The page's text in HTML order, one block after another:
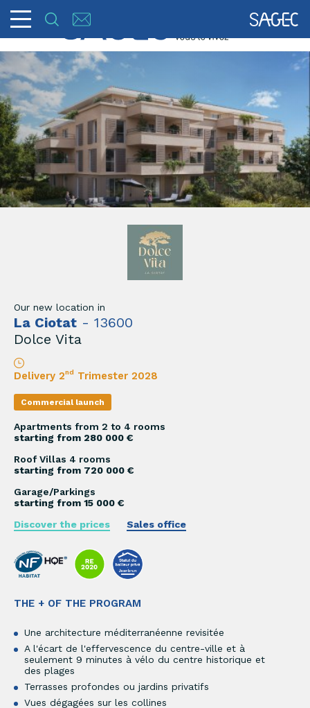
Our new location in
La Ciotat - 13600
Dolce Vita
Delivery 2nd Trimester 2028
Commercial launch
Apartments from 2 to 4 rooms
starting from 280 000 €
Roof Villas 4 rooms
starting from 720 000 €
Garage/Parkings
starting from 15 000 €
Discover the prices
Sales office
THE + OF THE PROGRAM
Une architecture méditerranéenne revisitée
A l'écart de l'effervescence du centre-ville et à
seulement 9 minutes à vélo du centre historique et
des plages
Terrasses profondes ou jardins privatifs
Vues dégagées sur les collines